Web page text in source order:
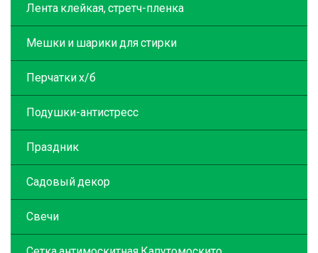
Лента клейкая, стретч-пленка
Мешки и шарики для стирки
Перчатки х/б
Подушки-антистресс
Праздник
Садовый декор
Свечи